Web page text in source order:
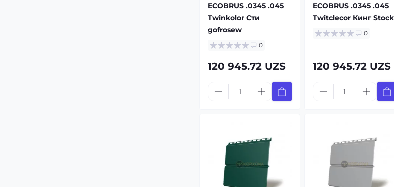
ECOBRUS .0345 .045
Twinkolor Сти
gofrosew
0
120 945.72 UZS
ECOBRUS .0345 .045
Twitclecor Кинг Stock
0
120 945.72 UZS